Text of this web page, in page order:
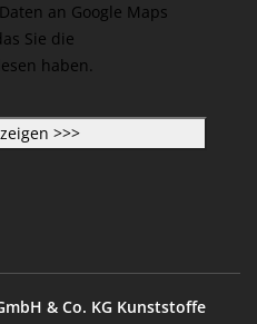
an Google Maps
Sie die
haben.
& Co. KG Kunststoffe